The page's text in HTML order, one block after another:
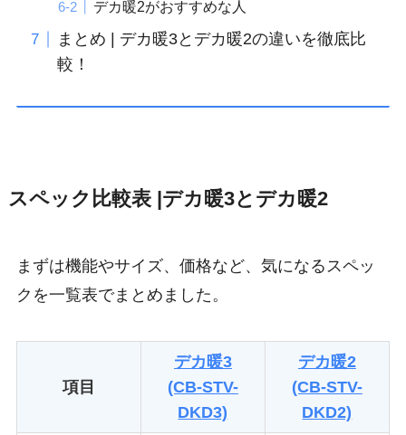
デカ暖2がおすすめな人
まとめ | デカ暖3とデカ暖2の違いを徹底比
較！
スペック比較表 |デカ暖3とデカ暖2
まずは機能やサイズ、価格など、気になるスペッ
クを一覧表でまとめました。
項目
デカ暖3
(CB-STV-
DKD3)
デカ暖2
(CB-STV-
DKD2)